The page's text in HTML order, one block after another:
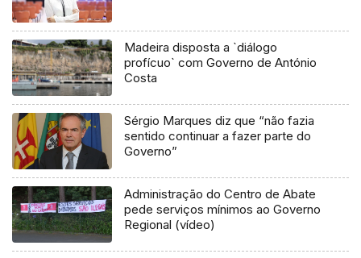
Madeira disposta a `diálogo
profícuo` com Governo de António
Costa
Sérgio Marques diz que “não fazia
sentido continuar a fazer parte do
Governo”
Administração do Centro de Abate
pede serviços mínimos ao Governo
Regional (vídeo)